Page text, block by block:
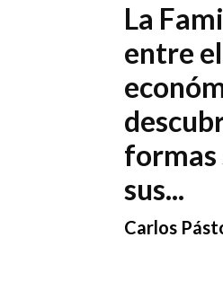
La
entre
formas
sus...
Carlos